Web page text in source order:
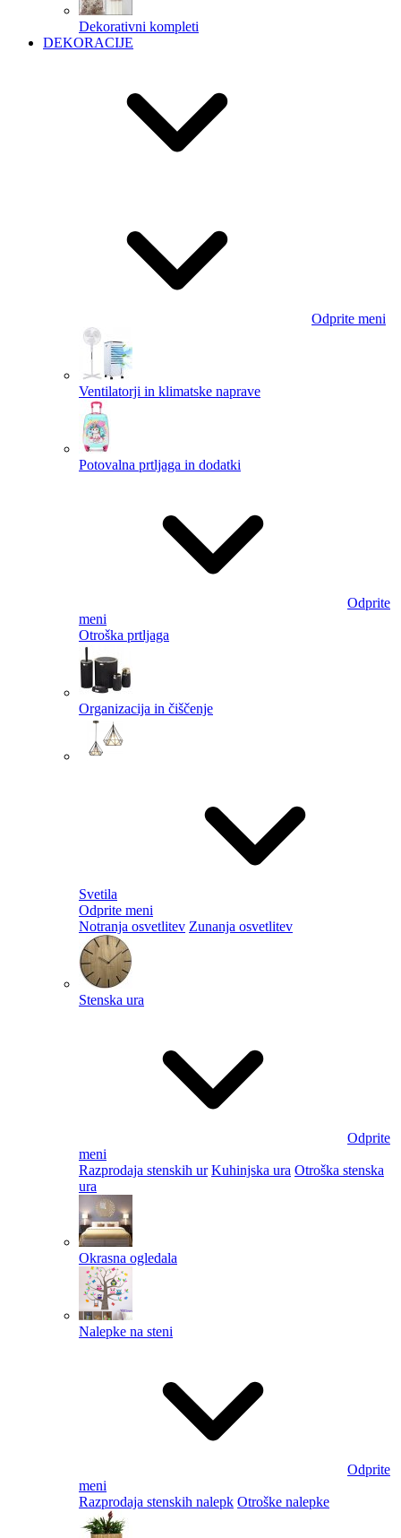
Dekorativni kompleti
DEKORACIJE
Odprite meni
Ventilatorji in klimatske naprave
Potovalna prtljaga in dodatki
Odprite
meni
Otroška prtljaga
Organizacija in čiščenje
Svetila
Odprite meni
Notranja osvetlitev Zunanja osvetlitev
Stenska ura
Odprite
meni
Razprodaja stenskih ur Kuhinjska ura Otroška stenska
ura
Okrasna ogledala
Nalepke na steni
Odprite
meni
Razprodaja stenskih nalepk Otroške nalepke